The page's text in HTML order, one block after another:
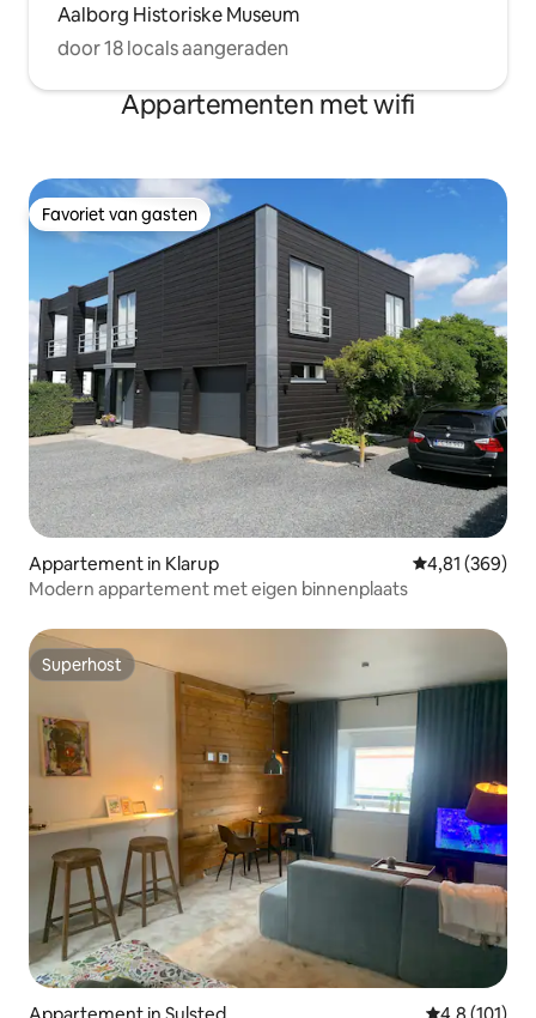
Aalborg Historiske Museum
door 18 locals aangeraden
Appartementen met wifi
Favoriet van gasten
Favoriet van gasten
Appartement in Klarup Gemiddelde
4,81 (369)
Modern appartement met eigen binnenplaats
Superhost
Superhost
Appartement in Sulsted Gemiddelde
4,8 (101)